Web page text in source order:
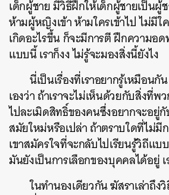
เด็กผู้ชาย มีวิธีฝึกให้เด็กผู้ชายเป็น
ห้ามผู้หญิงเข้า ห้ามใครเข้าไป ไม่มีใ
เกิดอะไรขึ้น ก็จะมีการตี ฝึกความอด
แบบนี้ เราก็งง ไม่รู้จะมองสิ่งนี้ยังไง
นี่เป็นเรื่องที่เราอยากรู้เหมือน
เองว่า ถ้าเราจะไม่เห็นด้วยกับสิ่งที่พ
ไปละเมิดสิทธิ์ของคนซึ่งอยากจะอยู่
สมัยใหม่หรือเปล่า ถ้าตราบใดที่ไม่
เขาสมัครใจที่จะกลับไปเรียนรู้วิถีแบ
มันยังเป็นการเลือกของบุคคลได้อยู่ เ
ในทำนองเดียวกัน ฆัสราเล่าถึง